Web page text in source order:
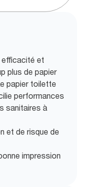
efficacité et
plus de papier
papier toilette
performances
sanitaires à
et de risque de
impression